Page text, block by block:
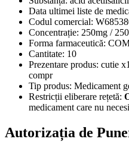
Data ultimei liste de
Codul comercial:
Concentrație: 250mg /
Forma farmaceutică:
Cantitate: 10
Prezentare produs: cutie
compr
Tip produs: Medicament
Restricții eliberare rețetă:
medicament care nu
Autorizația de